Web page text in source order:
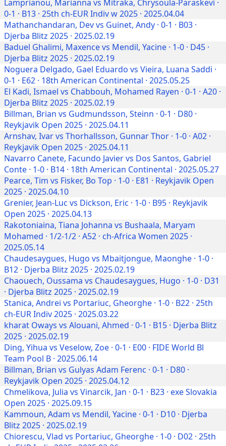
Lamprianou, Marianna vs Mitraka, Chrysoula-Paraskevi ·
0-1 · B13 · 25th ch-EUR Indiv w 2025 · 2025.04.04
Mathanchandaran, Dev vs Guinet, Andy · 0-1 · B03 ·
Djerba Blitz 2025 · 2025.02.19
Baduel Ghalimi, Maxence vs Mendil, Yacine · 1-0 · D45 ·
Djerba Blitz 2025 · 2025.02.19
Noguera Delgado, Gael Eduardo vs Vieira, Luana Saddi ·
0-1 · E62 · 18th American Continental · 2025.05.25
El Kadi, Ismael vs Chabbouh, Mohamed Rayen · 0-1 · A20 ·
Djerba Blitz 2025 · 2025.02.19
Billman, Brian vs Gudmundsson, Steinn · 0-1 · D80 ·
Reykjavik Open 2025 · 2025.04.11
Arnshav, Ivar vs Thorhallsson, Gunnar Thor · 1-0 · A02 ·
Reykjavik Open 2025 · 2025.04.11
Navarro Canete, Facundo Javier vs Dos Santos, Gabriel
Conte · 1-0 · B14 · 18th American Continental · 2025.05.27
Pearce, Tim vs Fisker, Bo Top · 1-0 · E81 · Reykjavik Open
2025 · 2025.04.10
Grenier, Jean-Luc vs Dickson, Eric · 1-0 · B95 · Reykjavik
Open 2025 · 2025.04.13
Rakotoniaina, Tiana Johanna vs Bushaala, Maryam
Mohamed · 1/2-1/2 · A52 · ch-Africa Women 2025 ·
2025.05.14
Chaudesaygues, Hugo vs Mbaitjongue, Maonghe · 1-0 ·
B12 · Djerba Blitz 2025 · 2025.02.19
Chaouech, Oussama vs Chaudesaygues, Hugo · 1-0 · D31
· Djerba Blitz 2025 · 2025.02.19
Stanica, Andrei vs Portariuc, Gheorghe · 1-0 · B22 · 25th
ch-EUR Indiv 2025 · 2025.03.22
kharat Oways vs Alouani, Ahmed · 0-1 · B15 · Djerba Blitz
2025 · 2025.02.19
Ding, Yihua vs Veselow, Zoe · 0-1 · E00 · FIDE World Bl
Team Pool B · 2025.06.14
Billman, Brian vs Gulyas Adam Ferenc · 0-1 · D80 ·
Reykjavik Open 2025 · 2025.04.12
Chmelikova, Julia vs Vinarcik, Jan · 0-1 · B23 · exe Slovakia
Open 2025 · 2025.09.15
Kammoun, Adam vs Mendil, Yacine · 0-1 · D10 · Djerba
Blitz 2025 · 2025.02.19
Chiorescu, Vlad vs Portariuc, Gheorghe · 1-0 · D02 · 25th